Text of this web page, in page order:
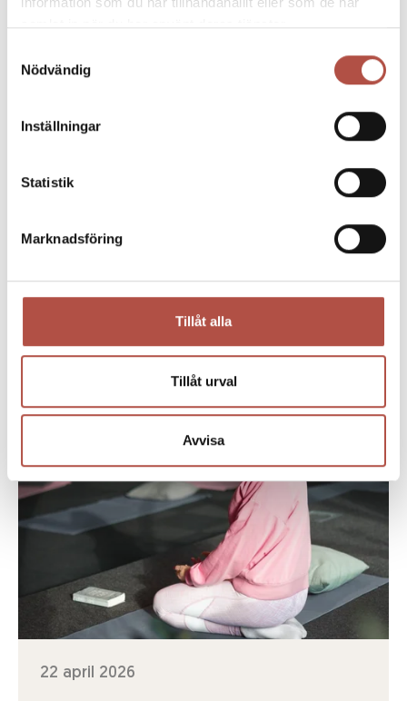
samlat in när du har använt deras tjänster.
Nödvändig
Inställningar
Statistik
Marknadsföring
Tillåt alla
Tillåt urval
Avvisa
22 april 2026